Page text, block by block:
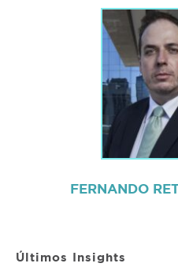
FERNANDO
Últimos Insights